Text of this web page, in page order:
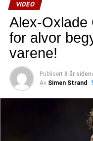
VIDEO
Alex-Oxlade
for alvor
varene!
Publisert 8 år siden
Av Simen Strand